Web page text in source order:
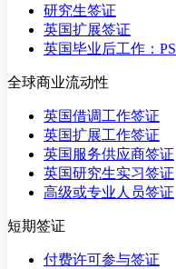
研究生签证
英国扩展签证
英国毕业后工作：
全球商业流动性
英国借调工作签证
英国扩展工作签证
英国服务供应商签证
英国研究生实习签证
高级或专业人员签证
短期签证
付费许可参与签证